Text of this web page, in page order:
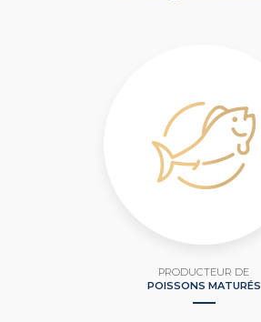
PRODUCTEUR DE
POISSONS MATURÉS